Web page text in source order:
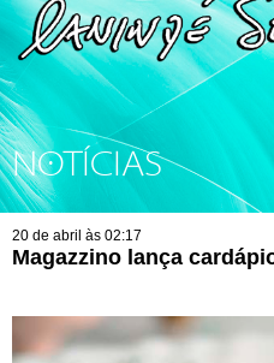
NOTÍCIAS
20 de abril às 02:17
Magazzino lança